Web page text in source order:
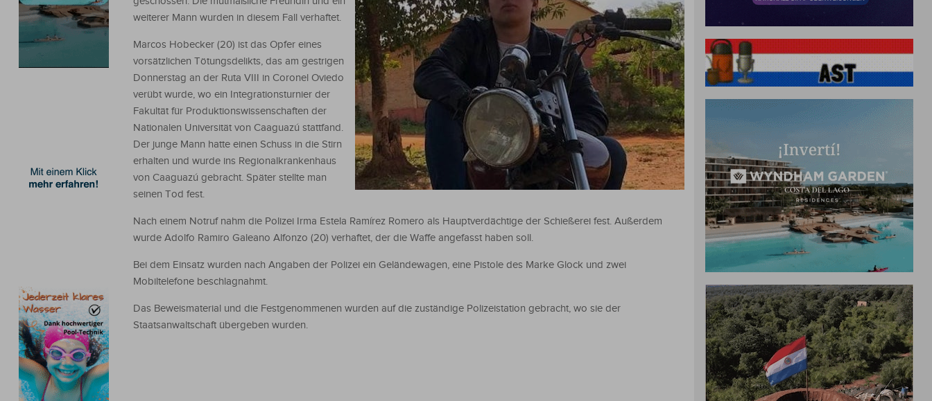
weiterer Mann wurden in diesem Fall verhaftet.
Marcos Hobecker (20) ist das Opfer eines
vorsätzlichen Tötungsdelikts, das am gestrigen
Donnerstag an der Ruta VIII in Coronel Oviedo
verübt wurde, wo ein Integrationsturnier der
Fakultät für Produktionswissenschaften der
Nationalen Universität von Caaguazú stattfand.
Der junge Mann hatte einen Schuss in die Stirn
erhalten und wurde ins Regionalkrankenhaus
von Caaguazú gebracht. Später stellte man
seinen Tod fest.
Nach einem Notruf nahm die Polizei Irma Estela Ramírez Romero als Hauptverdächtige der Schießerei fest. Außerdem
wurde Adolfo Ramiro Galeano Alfonzo (20) verhaftet, der die Waffe angefasst haben soll.
Bei dem Einsatz wurden nach Angaben der Polizei ein Geländewagen, eine Pistole des Marke Glock und zwei
Mobiltelefone beschlagnahmt.
Das Beweismaterial und die Festgenommenen wurden auf die zuständige Polizeistation gebracht, wo sie der
Staatsanwaltschaft übergeben wurden.